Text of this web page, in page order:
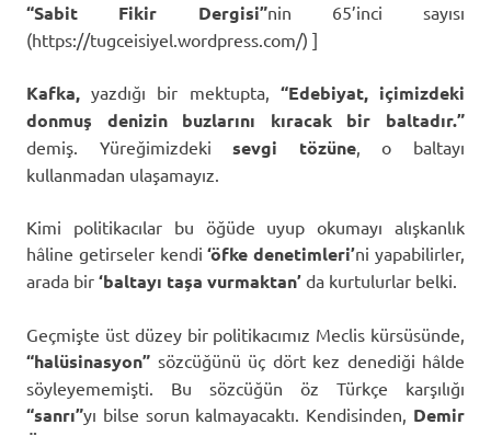
“Sabit Fikir Dergisi”nin 65’inci sayısı
(https://tugceisiyel.wordpress.com/) ]
Kafka, yazdığı bir mektupta, “Edebiyat, içimizdeki
donmuş denizin buzlarını kıracak bir baltadır.”
demiş. Yüreğimizdekisevgi tözüne, o baltayı
kullanmadan ulaşamayız.
Kimi politikacılar bu öğüde uyup okumayı alışkanlık
hâline getirseler kendi‘öfke denetimleri’ni yapabilirler,
arada bir ‘baltayı taşa vurmaktan’ da kurtulurlar belki.
Geçmişte üst düzey bir politikacımız Meclis kürsüsünde,
“halüsinasyon” sözcüğünü üç dört kez denediği hâlde
söyleyememişti. Bu sözcüğün öz Türkçe karşılığı
“sanrı”yı bilse sorun kalmayacaktı. Kendisinden, Demir